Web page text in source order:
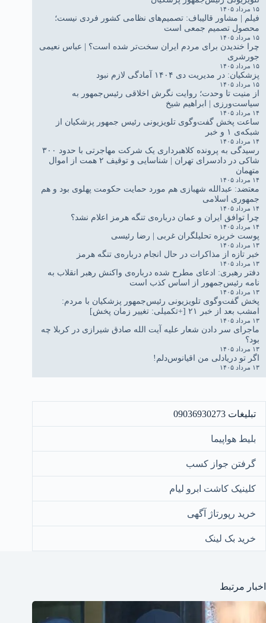
۱۵ مرداد ۱۴۰۵
فیلم | مشاور قالیباف: تصمیم‌های نظامی کشور فردی نیست؛
محصول تصمیم جمعی است
۱۵ مرداد ۱۴۰۵
چرا خندیدن برای مردم ایران سخت‌تر شده است؟ | عباس نعیمی
جورشری
۱۵ مرداد ۱۴۰۵
پزشکیان: در مدیریت دی ۱۴۰۴ آمادگی لازم نبود
۱۵ مرداد ۱۴۰۵
از منیت تا وحدت؛ روایت نگرش اخلاقی رئیس‌جمهور به
سیاست‌ورزی | ابراهیم شیخ
۱۴ مرداد ۱۴۰۵
ساعت پخش گفت‌وگوی تلویزیونی رئیس جمهور پزشکیان از
شبکه‌ی ۱ و خبر
۱۴ مرداد ۱۴۰۵
رسیدگی به پرونده کلاهبرداری یک شرکت مهاجرتی با حدود ۳۰۰
شاکی در دادسرای تهران | شناسایی و توقیف ۲ همت از اموال
متهمان
۱۴ مرداد ۱۴۰۵
معتضد: عبدالله شهبازی هم مورد حمایت حکومت پهلوی بود و هم
جمهوری اسلامی
۱۴ مرداد ۱۴۰۵
چرا توافق ایران و عمان درباره‌ی تنگه هرمز اعلام نشد؟
۱۴ مرداد ۱۴۰۵
پوست خربزه تحلیلگران غربی | رضا رئیسی
۱۳ مرداد ۱۴۰۵
خبر تازه از مذاکرات در حال انجام درباره‌ی تنگه هرمز
۱۳ مرداد ۱۴۰۵
دفتر رهبری: ادعای مطرح شده درباره‌ی واکنش رهبر انقلاب به
نامه رئیس‌جمهور از اساس کذب است
۱۳ مرداد ۱۴۰۵
پخش گفت‌وگوی تلویزیونی رئیس‌جمهور پزشکیان با مردم:
امشب بعد از خبر ۲۱ [+تکمیلی: تغییر زمان پخش]
۱۳ مرداد ۱۴۰۵
ماجرای سر دادن شعار علیه آیت الله صادق شیرازی در کربلا چه
بود؟
۱۳ مرداد ۱۴۰۵
اگر تو دریادلی من اقیانوس‌دلم!
۱۳ مرداد ۱۴۰۵
تبلیغات 09036930273
بلیط هواپیما
گرفتن جواز کسب
کلینیک کاشت ابرو لیام
خرید رپورتاژ آگهی
خرید بک لینک
اخبار مرتبط